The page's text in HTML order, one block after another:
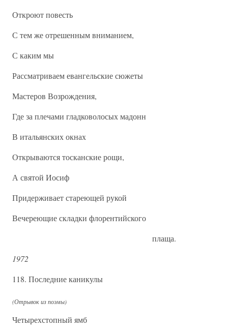
Откроют повесть
С тем же отрешенным вниманием,
С каким мы
Рассматриваем евангельские сюжеты
Мастеров Возрождения,
Где за плечами гладковолосых мадонн
В итальянских окнах
Открываются тосканские рощи,
А святой Иосиф
Придерживает стареющей рукой
Вечереющие складки флорентийского
плаща.
1972
118. Последние каникулы
(Отрывок из поэмы)
Четырехстопный ямб